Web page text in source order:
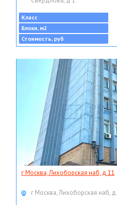
Класс
Блоки, м2
Стоимость, руб
г Москва, Лихоборская наб, д 11
г Москва, Лихоборская наб,